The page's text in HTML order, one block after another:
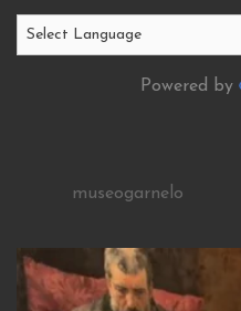
Powered by
museogarnelo